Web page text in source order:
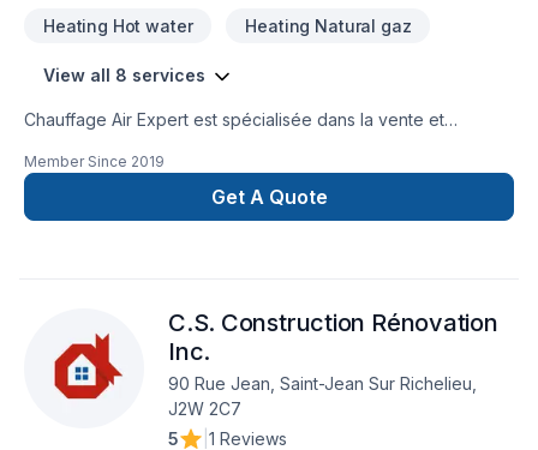
Heating Hot water Heating Natural gaz
View all 8 services
Chauffage Air Expert est spécialisée dans la vente et
systèmes de chauffage résidentiels et commerciales. Nous
sommes l'un des plus importants concessionnaire Carrier
dans l'Ouest de Montreal.
Member Since 2019
Get A Quote
C.S. Construction Rénovation
Inc.
90 Rue Jean, Saint-Jean Sur Richelieu,
J2W 2C7
5
1 Reviews